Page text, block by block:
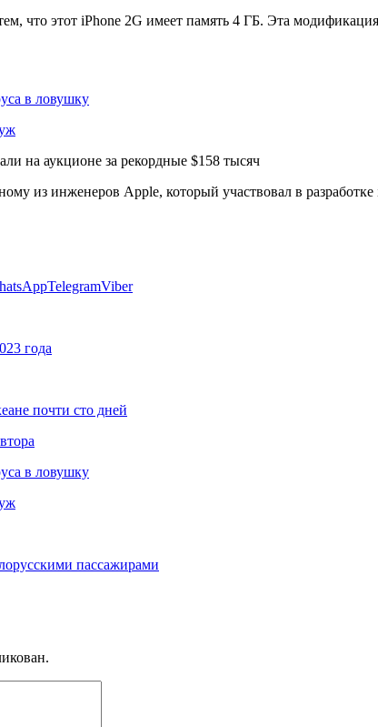
что этот iPhone 2G имеет память 4 ГБ. Эта
в ловушку
из инженеров Apple, который участвовал в
TelegramViber
года
почти сто дней
в ловушку
пассажирами